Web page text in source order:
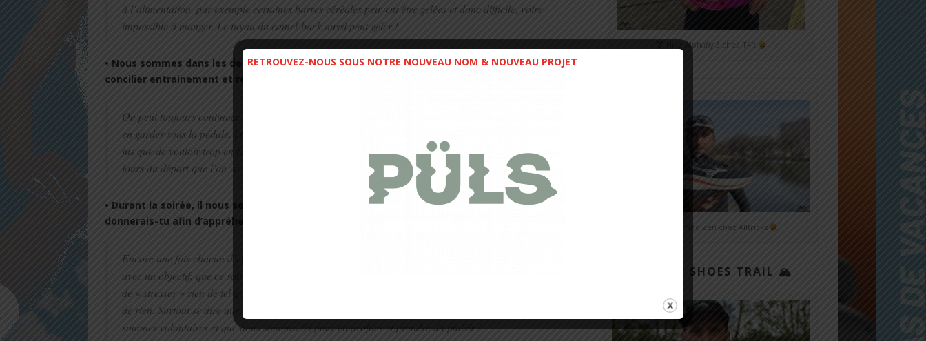
à l’alimentation, par exemple certaines barres céréales peuvent être gelées et donc difficile, voire
impossible à manger. Le tuyau du camel-back aussi peut geler !
• Nous sommes dans les derniers jours, la préparation est terminée. Comment faire pour
concilier entrainement et récupération à la veille d’une telle épreuve ?
On peut toujours continuer à courir mais en diminuant nettement le temps des séances et toujours
en garder sous la pédale, la préparation est terminée et maintenant mieux vaut arriver frais avec du
jus que de vouloir trop en faire les derniers jours. En gros le boulot est fait, ce n’est pas à quelques
jours du départ que l’on va progresser.
• Durant la soirée, il nous sera difficile de nous isoler avant le départ. Quels conseils nous
donnerais-tu afin d’appréhender le stress du jour « J », et rester concentré sur notre objectif.
Encore une fois chacun d’entre nous sait si sa préparation a été bonne ou pas. Vous partons tous
avec un objectif, que ce soit de finir la course tout simplement ou faire une performance, pour éviter
de « stresser » rien de tel que de passer les derniers moments avec des amis pour discuter de tout et
de rien. Surtout se dire que l’on a de la chance de pouvoir participer à cette épreuve, que nous
sommes volontaires et que nous sommes ici pour en profiter et prendre du plaisir !
Nike Alphafly 3 chez T4R
Mizuno Neo Zen chez Alltricks
TOP 3 SHOES TRAIL 🏔
RETROUVEZ-NOUS SOUS NOTRE NOUVEAU NOM & NOUVEAU PROJET